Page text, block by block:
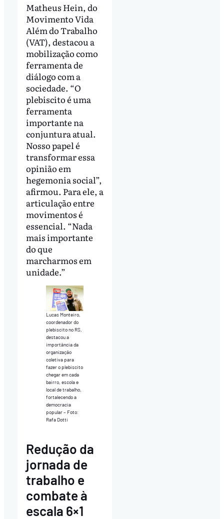
Matheus Hein, do
Movimento Vida
Além do Trabalho
(VAT), destacou a
mobilização como
ferramenta de
diálogo com a
sociedade. “O
plebiscito é uma
ferramenta
importante na
conjuntura atual.
Nosso papel é
transformar essa
opinião em
hegemonia social”,
afirmou. Para ele, a
articulação entre
movimentos é
essencial. “Nada
mais importante
do que
marcharmos em
unidade.”
Lucas Monteiro,
coordenador do
plebiscito no RS,
destacou a
importância da
organização
coletiva para
fazer o plebiscito
chegar em cada
bairro, escola e
local de trabalho,
fortalecendo a
democracia
popular – Foto:
Rafa Dotti
Redução da
jornada de
trabalho e
combate à
escala 6×1